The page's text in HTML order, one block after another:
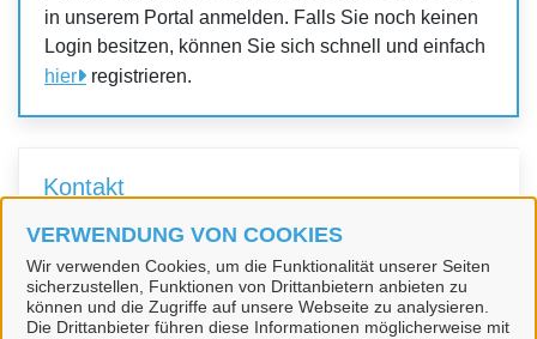
VERWENDUNG VON COOKIES
Wir verwenden Cookies, um die Funktionalität unserer Seiten
sicherzustellen, Funktionen von Drittanbietern anbieten zu
können und die Zugriffe auf unsere Webseite zu analysieren.
Die Drittanbieter führen diese Informationen möglicherweise mit
in unserem Portal anmelden. Falls Sie noch keinen
Login besitzen, können Sie sich schnell und einfach
hier
registrieren.
Kontakt
Sachgebiet Bürgerservice | EMA